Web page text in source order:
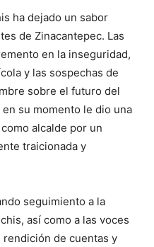
ha dejado un sabor
de Zinacantepec. Las
en la inseguridad,
y las sospechas de
sobre el futuro del
su momento le dio una
alcalde por un
traicionada y
seguimiento a la
así como a las voces
de cuentas y